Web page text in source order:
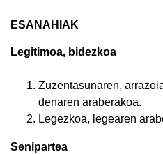
ESANAHIAK
Legitimoa, bidezkoa
Zuzentasunaren,
denaren araberakoa.
Legezkoa, legearen
Senipartea